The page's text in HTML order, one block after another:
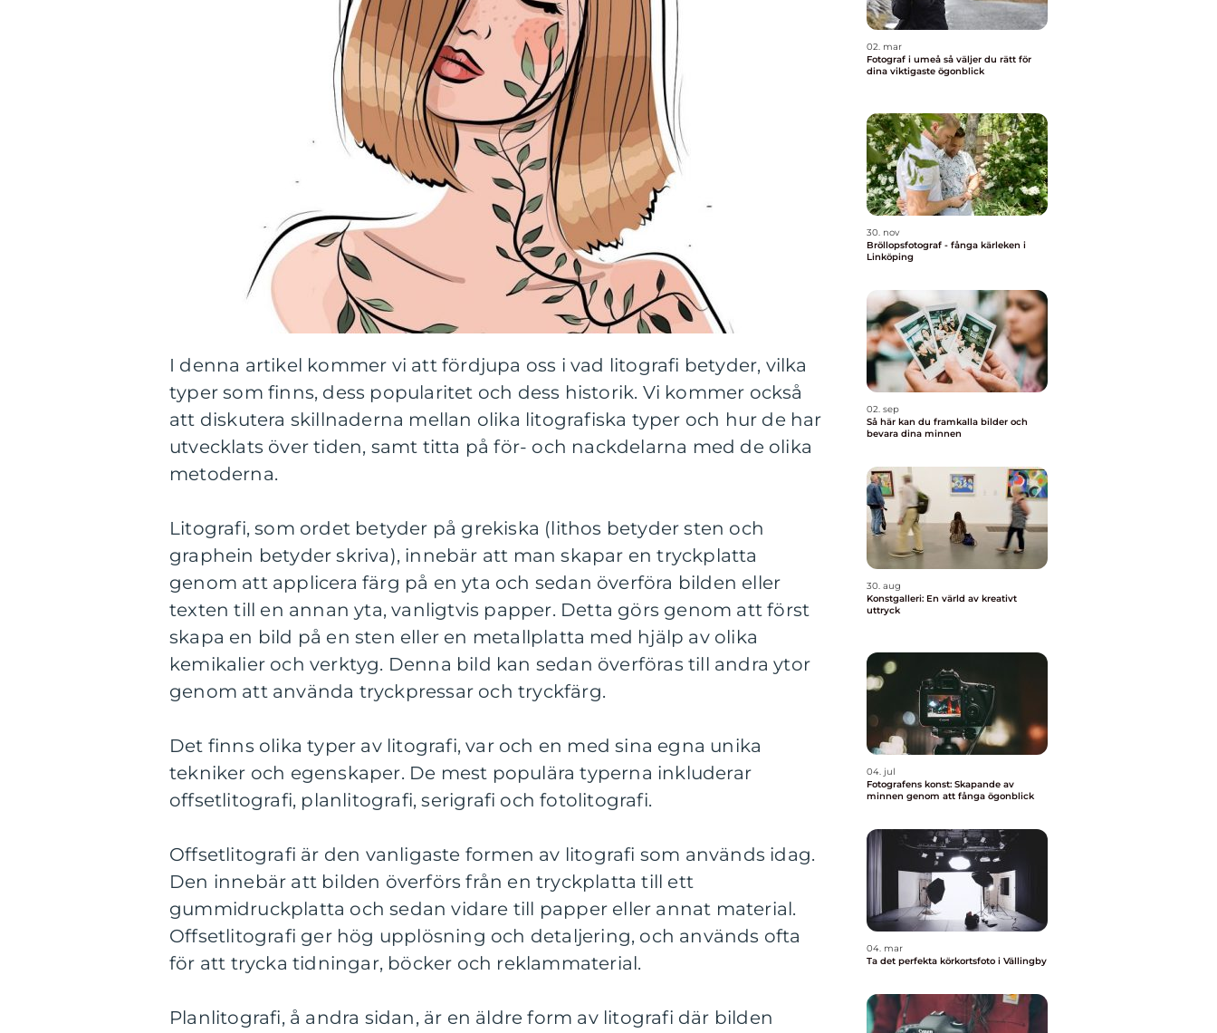
I denna artikel kommer vi att fördjupa oss i vad litografi betyder, vilka
typer som finns, dess popularitet och dess historik. Vi kommer också
att diskutera skillnaderna mellan olika litografiska typer och hur de har
utvecklats över tiden, samt titta på för- och nackdelarna med de olika
metoderna.
Litografi, som ordet betyder på grekiska (lithos betyder sten och
graphein betyder skriva), innebär att man skapar en tryckplatta
genom att applicera färg på en yta och sedan överföra bilden eller
texten till en annan yta, vanligtvis papper. Detta görs genom att först
skapa en bild på en sten eller en metallplatta med hjälp av olika
kemikalier och verktyg. Denna bild kan sedan överföras till andra ytor
genom att använda tryckpressar och tryckfärg.
Det finns olika typer av litografi, var och en med sina egna unika
tekniker och egenskaper. De mest populära typerna inkluderar
offsetlitografi, planlitografi, serigrafi och fotolitografi.
Offsetlitografi är den vanligaste formen av litografi som används idag.
Den innebär att bilden överförs från en tryckplatta till ett
gummidruckplatta och sedan vidare till papper eller annat material.
Offsetlitografi ger hög upplösning och detaljering, och används ofta
för att trycka tidningar, böcker och reklammaterial.
Planlitografi, å andra sidan, är en äldre form av litografi där bilden
02. mar
Fotograf i umeå så väljer du rätt för
dina viktigaste ögonblick
30. nov
Bröllopsfotograf - fånga kärleken i
Linköping
02. sep
Så här kan du framkalla bilder och
bevara dina minnen
30. aug
Konstgalleri: En värld av kreativt
uttryck
04. jul
Fotografens konst: Skapande av
minnen genom att fånga ögonblick
04. mar
Ta det perfekta körkortsfoto i Vällingby